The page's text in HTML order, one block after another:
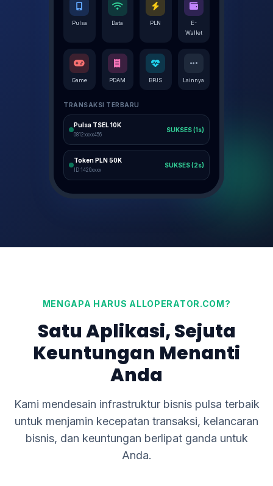
Pulsa Data PLN
E-
Wallet
Game PDAM BPJS Lainnya
TRANSAKSI TERBARU
Pulsa TSEL 10K
0812xxxx456
SUKSES (1s)
Token PLN 50K
ID 1420xxxx
SUKSES (2s)
Transfer DANA 100K
MENGAPA HARUS ALLOPERATOR.COM?
Satu Aplikasi, Sejuta
Keuntungan Menanti
Anda
Kami mendesain infrastruktur bisnis pulsa terbaik
untuk menjamin kecepatan transaksi, kelancaran
bisnis, dan keuntungan berlipat ganda untuk
Anda.